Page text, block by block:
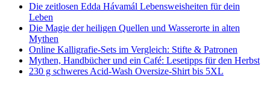
Die zeitlosen Edda Hávamál Lebensweisheiten für dein
Leben
Die Magie der heiligen Quellen und Wasserorte in alten
Mythen
Online Kalligrafie‑Sets im Vergleich: Stifte & Patronen
Mythen, Handbücher und ein Café: Lesetipps für den Herbst
230 g schweres Acid-Wash Oversize-Shirt bis 5XL